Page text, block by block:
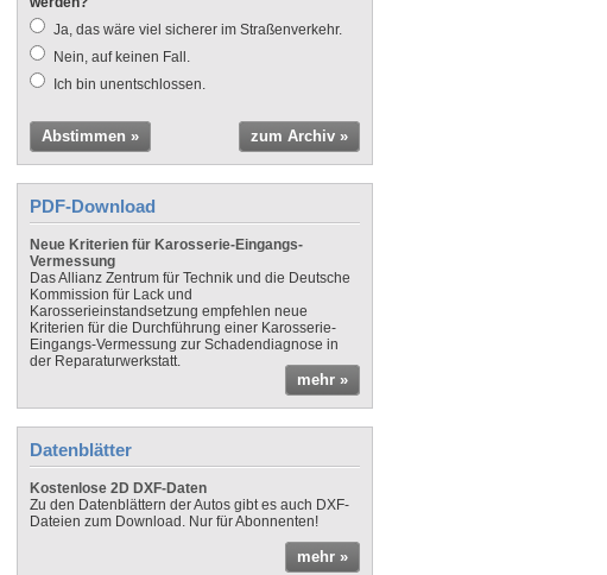
Ja, das wäre viel sicherer im Straßenverkehr.
Nein, auf keinen Fall.
Ich bin unentschlossen.
Abstimmen » zum Archiv »
PDF-Download
Neue Kriterien für Karosserie-Eingangs-
Vermessung
Das Allianz Zentrum für Technik und die Deutsche
Kommission für Lack und
Karosserieinstandsetzung empfehlen neue
Kriterien für die Durchführung einer Karosserie-
Eingangs-Vermessung zur Schadendiagnose in
der Reparaturwerkstatt.
mehr »
Datenblätter
Kostenlose 2D DXF-Daten
Zu den Datenblättern der Autos gibt es auch DXF-
Dateien zum Download. Nur für Abonnenten!
mehr »